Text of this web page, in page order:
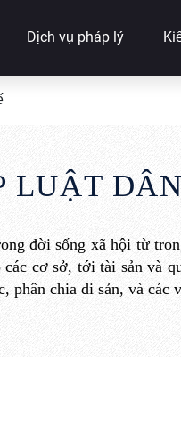
Dịch vụ pháp lý
LUẬT
đời sống xã hội từ
cơ sở, tới tài sản và
phân chia di sản, và các